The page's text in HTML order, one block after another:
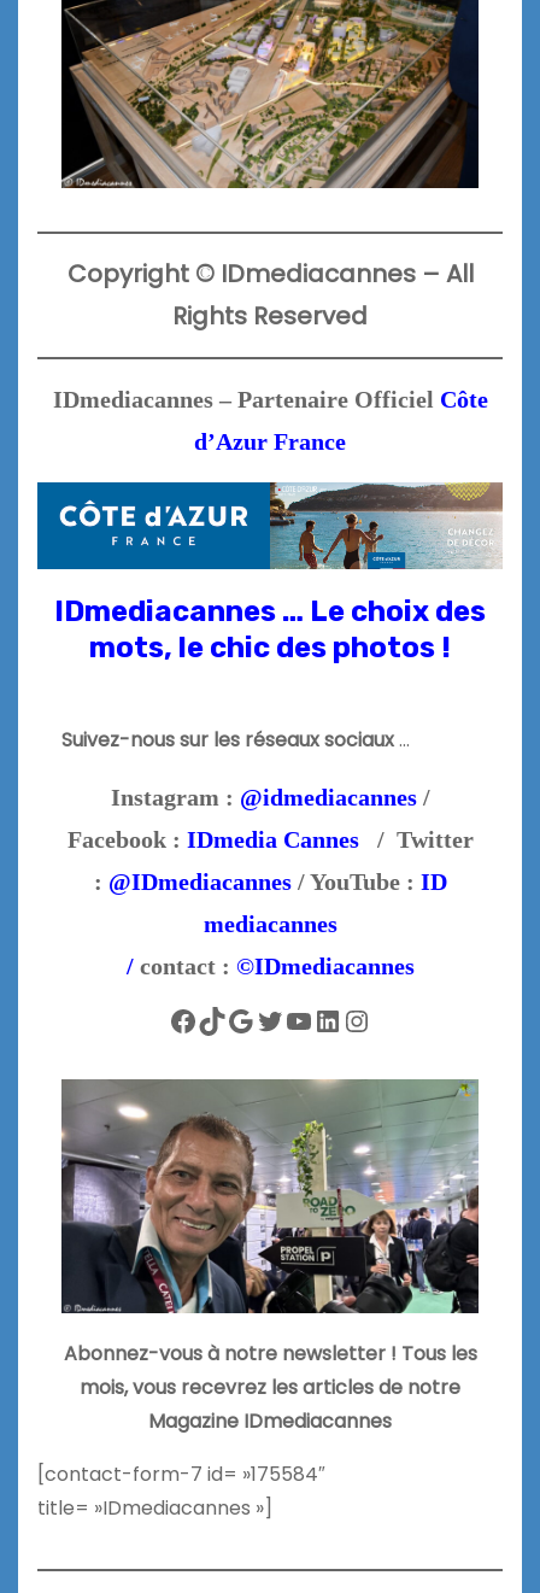
Copyright © IDmediacannes – All
Rights Reserved
IDmediacannes – Partenaire Officiel Côte
d’Azur France
IDmediacannes … Le choix des
mots, le chic des photos !
Suivez-nous sur les réseaux sociaux…
Instagram : @idmediacannes/
Facebook : IDmedia Cannes/ Twitter
: @IDmediacannes/ YouTube : ID
mediacannes
/ contact : ©IDmediacannes
Facebook
TikTok
Google
Twitter
YouTube
LinkedIn
Instagram
Abonnez-vous à notre newsletter ! Tous les
mois, vous recevrez les articles de notre
Magazine IDmediacannes
[contact-form-7 id= »175584″
title= »IDmediacannes »]